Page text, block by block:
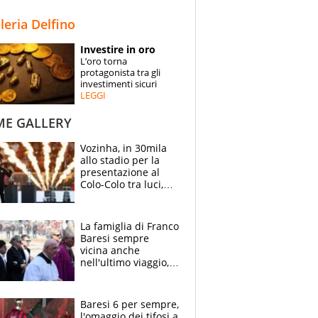
ESPERTI
CONTATTI
Delfino
Investire in oro
L’oro torna
protagonista tra gli
investimenti sicuri
LEGGI
GALLERY
Vozinha, in 30mila
allo stadio per la
presentazione al
Colo-Colo tra luci,
La famiglia di Franco
Baresi sempre
vicina anche
nell'ultimo viaggio,
circondati
dall'affetto dei tifosi
Baresi 6 per sempre,